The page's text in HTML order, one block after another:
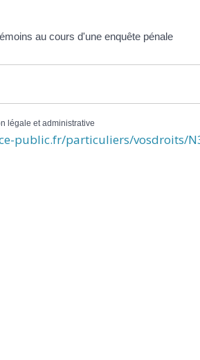
au cours d'une enquête pénale
légale et administrative
public.fr/particuliers/vosdroits/